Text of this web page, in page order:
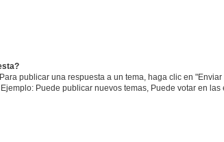
publicar una respuesta a un tema, haga clic en
Puede publicar nuevos temas, Puede votar en las